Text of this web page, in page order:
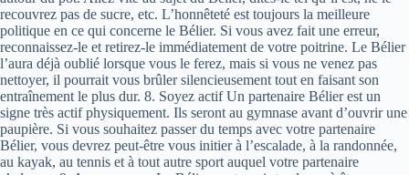
recouvrez pas de sucre, etc. L’honnêteté est toujours la meilleure
politique en ce qui concerne le Bélier. Si vous avez fait une erreur,
reconnaissez-le et retirez-le immédiatement de votre poitrine. Le Bélier
l’aura déjà oublié lorsque vous le ferez, mais si vous ne venez pas
nettoyer, il pourrait vous brûler silencieusement tout en faisant son
entraînement le plus dur. 8. Soyez actif Un partenaire Bélier est un
signe très actif physiquement. Ils seront au gymnase avant d’ouvrir une
paupière. Si vous souhaitez passer du temps avec votre partenaire
Bélier, vous devrez peut-être vous initier à l’escalade, à la randonnée,
au kayak, au tennis et à tout autre sport auquel votre partenaire